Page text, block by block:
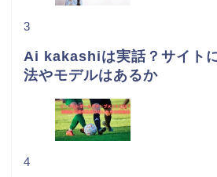
3
Ai kakashiは実話？サイト
法やモデルはあるか
4